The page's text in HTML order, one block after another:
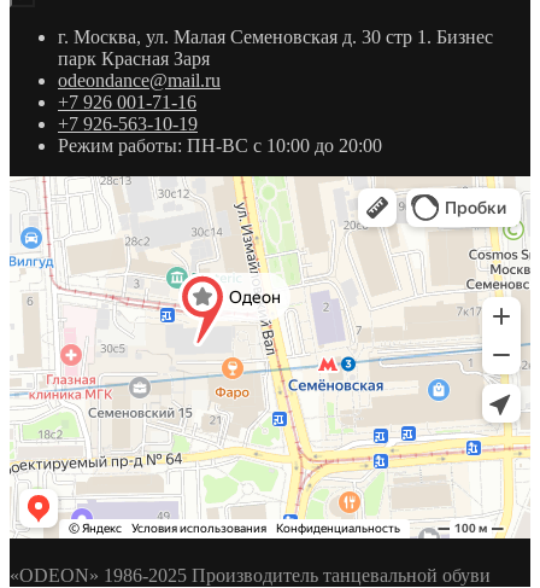
г. Москва, ул. Малая Семеновская д. 30 стр 1. Бизнес
парк Красная Заря
odeondance@mail.ru
+7 926 001-71-16
+7 926-563-10-19
Режим работы: ПН-ВС с 10:00 до 20:00
«ODEON» 1986-2025 Производитель танцевальной обуви